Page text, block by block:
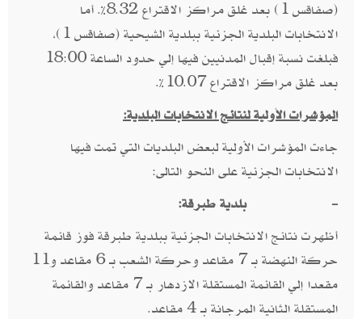
(صفاقس 1) بعد غلق مراكز الاقتراع 8.32%. أما
الانتخابات البلدية الجزئية ببلدية الشيحية (صفاقس 1)،
فبلغت نسبة إقبال المدنيين فيها إلي حدود الساعة 18:00
بعد غلق مراكز الاقتراع 10.07%.
المؤشرات الأولية لنتائج الانتخابات البلدية:
جاءت المؤشرات الأولية لبعض البلديات التي تمت فيها
الانتخابات الجزئية على النحو التالى:
-بلدية طبرقة:
أظهرت نتائج الانتخابات الجزئية ببلدية طبرقة فوز قائمة
حركة النهضة بـ 7 مقاعد وحركة الشعب بـ 6 مقاعد و11
مقعدا إلي القائمة المستقلة الازدهار بـ 7 مقاعد والقائمة
المستقلة الثانية المرجانة بـ 4 مقاعد.